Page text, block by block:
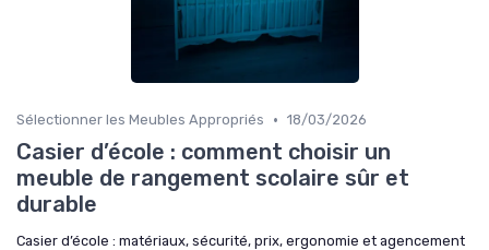
Sélectionner les Meubles Appropriés • 18/03/2026
Casier d’école : comment choisir un
meuble de rangement scolaire sûr et
durable
Casier d’école : matériaux, sécurité, prix, ergonomie et agencement